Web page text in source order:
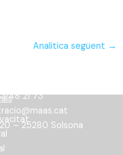
Analitica següent →
48 21 73
– 25280 Solsona